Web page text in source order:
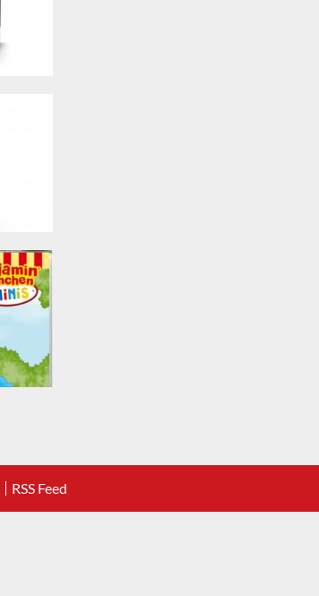
RSS Feed